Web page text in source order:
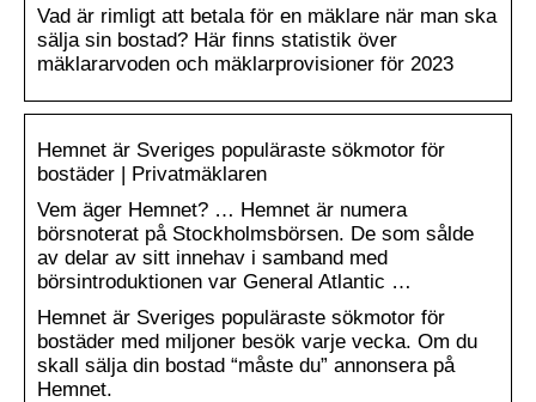
Vad är rimligt att betala för en mäklare när man ska
sälja sin bostad? Här finns statistik över
mäklararvoden och mäklarprovisioner för 2023
Hemnet är Sveriges populäraste sökmotor för
bostäder | Privatmäklaren
Vem äger Hemnet? … Hemnet är numera
börsnoterat på Stockholmsbörsen. De som sålde
av delar av sitt innehav i samband med
börsintroduktionen var General Atlantic …
Hemnet är Sveriges populäraste sökmotor för
bostäder med miljoner besök varje vecka. Om du
skall sälja din bostad “måste du” annonsera på
Hemnet.